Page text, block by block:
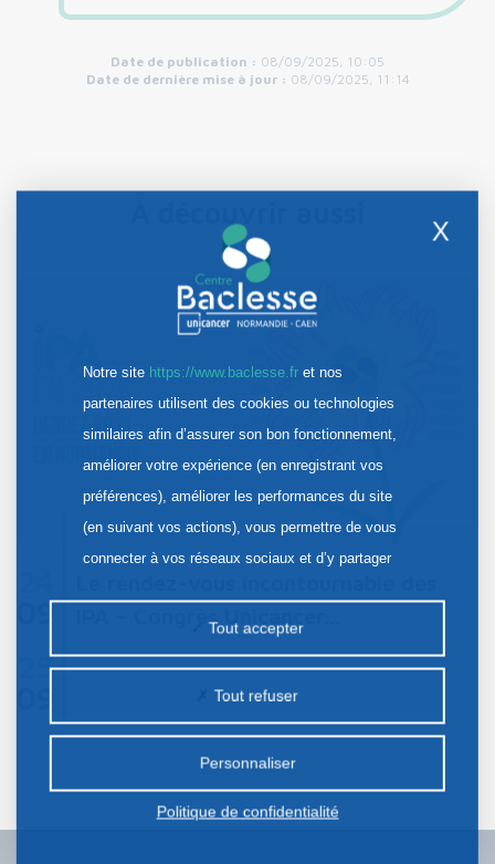
Date de publication : 08/09/2025, 10:05
Date de dernière mise à jour : 08/09/2025, 11:14
09
25
IPA – Congrès Unicancer…
X
Notre site https://www.baclesse.fret nos
partenaires utilisent des cookies ou technologies
similaires afin d’assurer son bon fonctionnement,
améliorer votre expérience (en enregistrant vos
préférences), améliorer les performances du site
(en suivant vos actions), vous permettre de vous
connecter à vos réseaux sociaux et d’y partager
la publicité personnalisée sur notre site ou ceux de
nos partenaires. Certains traceurs non classés
préalable.
Tout accepter
Tout refuser
Personnaliser
Politique de confidentialité